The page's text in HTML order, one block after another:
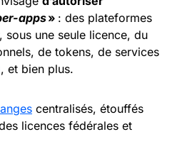
apps» : des plateformes
une seule licence, du
de tokens, de services
, et bien plus.
centralisés, étouffés
licences fédérales et